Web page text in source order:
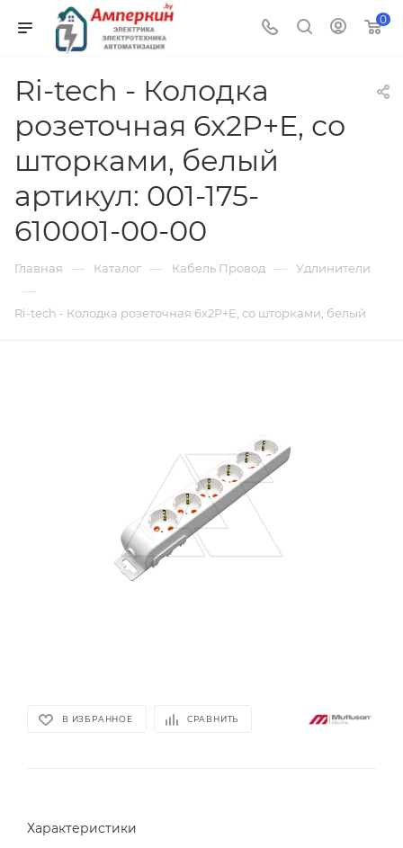
0
Ri-tech - Колодка
розеточная 6x2P+E, со
шторками, белый
артикул: 001-175-
610001-00-00
Главная — Каталог — Кабель Провод — Удлинители
—
Ri-tech - Колодка розеточная 6x2P+E, со шторками, белый
В ИЗБРАННОЕ СРАВНИТЬ
Характеристики